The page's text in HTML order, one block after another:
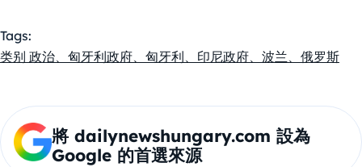
Tags:
类别 政治、匈牙利政府、匈牙利、印尼政府、波兰、俄罗斯
將 dailynewshungary.com 設為
Google 的首選來源